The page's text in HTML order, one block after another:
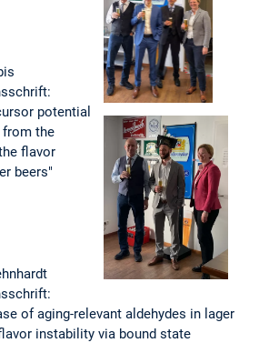
potential
from the
flavor
beers"
of aging-relevant aldehydes in lager
instability via bound state